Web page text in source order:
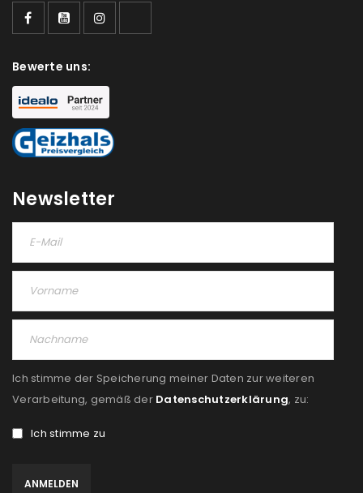
Bewerte uns:
Newsletter
Ich stimme der Speicherung meiner Daten zur weiteren
Verarbeitung, gemäß der Datenschutzerklärung, zu:
Ich stimme zu